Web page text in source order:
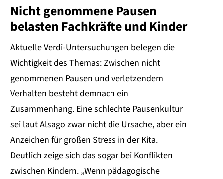
Nicht genommene Pausen
belasten Fachkräfte und Kinder
Aktuelle Verdi-Untersuchungen belegen die
Wichtigkeit des Themas: Zwischen nicht
genommenen Pausen und verletzendem
Verhalten besteht demnach ein
Zusammenhang. Eine schlechte Pausenkultur
sei laut Alsago zwar nicht die Ursache, aber ein
Anzeichen für großen Stress in der Kita.
Deutlich zeige sich das sogar bei Konflikten
zwischen Kindern. „Wenn pädagogische